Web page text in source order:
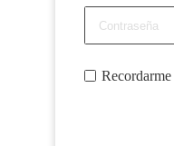
Recordarme